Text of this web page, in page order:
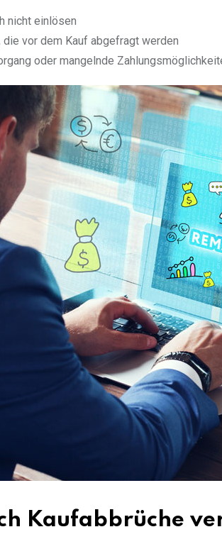
nicht einlösen
vor dem Kauf abgefragt werden
oder mangelnde
Kaufabbrüche